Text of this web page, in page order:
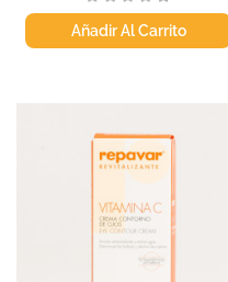
Añadir Al Carrito